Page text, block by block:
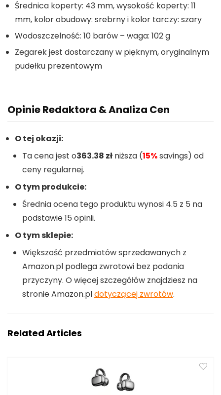
Średnica koperty: 43 mm, wysokość koperty: 11
mm, kolor obudowy: srebrny i kolor tarczy: szary
Wodoszczelność: 10 barów – waga: 102 g
Zegarek jest dostarczany w pięknym, oryginalnym
pudełku prezentowym
Opinie Redaktora & Analiza Cen
O tej okazji:
Ta cena jest o363.38 zł niższa (15%savings) od
ceny regularnej.
O tym produkcie:
Średnia ocena tego produktu wynosi 4.5 z 5 na
podstawie 15 opinii.
O tym sklepie:
Większość przedmiotów sprzedawanych z
Amazon.pl podlega zwrotowi bez podania
przyczyny. O więcej szczegółów znajdziesz na
stronie Amazon.pldotyczącej zwrotów.
Related Articles